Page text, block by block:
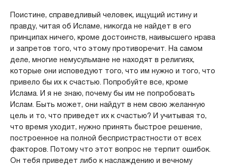
Поистине, справедливый человек, ищущий истину и
правду, читая об Исламе, никогда не найдет в его
принципах ничего, кроме достоинств, наивысшего нрава
и запретов того, что этому противоречит. На самом
деле, многие немусульмане не находят в религиях,
которые они исповедуют того, что им нужно и того, что
привело бы их к счастью. Попробуйте все, кроме
Ислама. И я не знаю, почему бы им не попробовать
Ислам. Быть может, они найдут в нем свою желанную
цель и то, что приведет их к счастью? И учитывая то,
что время уходит, нужно принять быстрое решение,
построенное на полной беспристрастности от всех
факторов. Потому что этот вопрос не терпит ошибок.
Он тебя приведет либо к наслаждению и вечному